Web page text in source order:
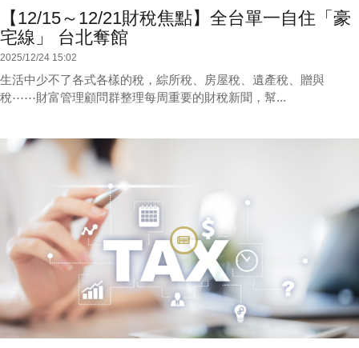
【12/15～12/21財稅焦點】全台單一自住「豪
宅線」 台北奪館
2025/12/24 15:02
生活中少不了各式各樣的稅，綜所稅、房屋稅、遺產稅、贈與
稅⋯⋯財富管理顧問群整理每周重要的財稅新聞，幫...